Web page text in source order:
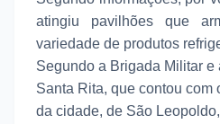
atingiu pavilhões que
variedade de produtos
Segundo a Brigada Militar
Santa Rita, que contou com
da cidade, de São